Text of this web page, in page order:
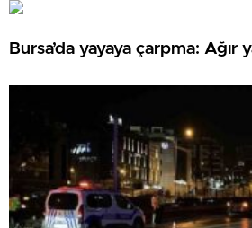
Bursa’da yayaya çarpma: Ağır